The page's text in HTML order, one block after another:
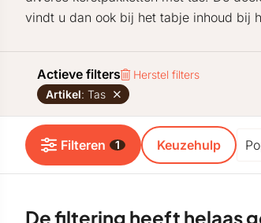
vindt u dan ook bij het tabje inhoud bij
Actieve filters
Herstel filters
Artikel: Tas
Filteren 1 Keuzehulp
De filtering heeft helaas